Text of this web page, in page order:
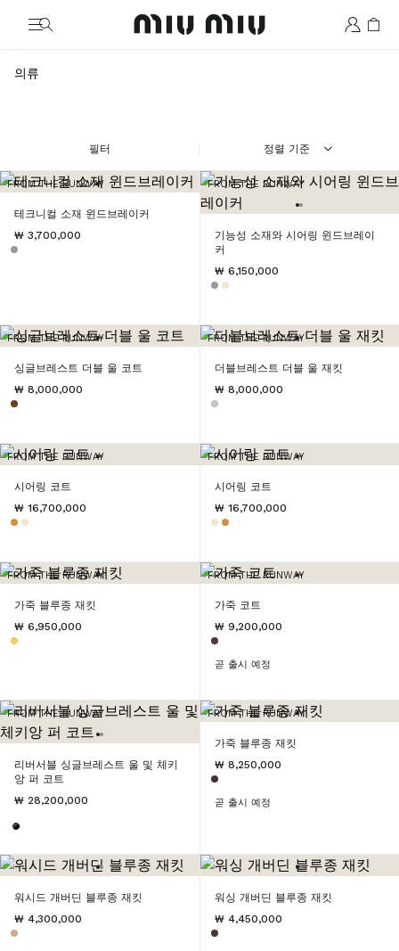
MiuMiu logo
의류
필터 정렬 기준
FROM THE RUNWAY
테크니컬 소재 윈드브레이커
₩ 3,700,000
FROM THE RUNWAY
기능성 소재와 시어링 윈드브레이
커
₩ 6,150,000
FROM THE RUNWAY
싱글브레스트 더블 울 코트
₩ 8,000,000
FROM THE RUNWAY
더블브레스트 더블 울 재킷
₩ 8,000,000
FROM THE RUNWAY
시어링 코트
₩ 16,700,000
FROM THE RUNWAY
시어링 코트
₩ 16,700,000
FROM THE RUNWAY
가죽 블루종 재킷
₩ 6,950,000
FROM THE RUNWAY
가죽 코트
₩ 9,200,000
곧 출시 예정
FROM THE RUNWAY
리버서블 싱글브레스트 울 및 체키
앙 퍼 코트
₩ 28,200,000
FROM THE RUNWAY
가죽 블루종 재킷
₩ 8,250,000
곧 출시 예정
워시드 개버딘 블루종 재킷
₩ 4,300,000
워싱 개버딘 블루종 재킷
₩ 4,450,000